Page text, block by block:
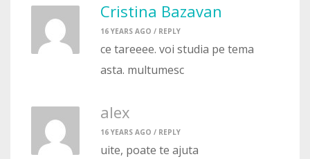
Cristina Bazavan
16 YEARS AGO / REPLY
ce tareeee. voi studia pe tema
asta. multumesc
alex
16 YEARS AGO / REPLY
uite, poate te ajuta